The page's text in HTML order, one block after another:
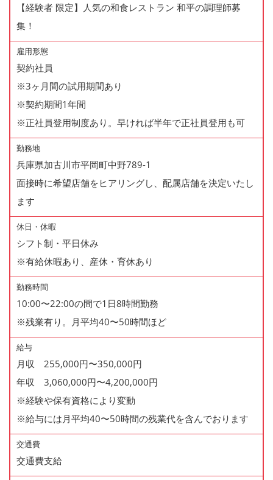
【経験者 限定】人気の和食レストラン 和平の調理師募
集！
雇用形態
契約社員
※3ヶ月間の試用期間あり
※契約期間1年間
※正社員登用制度あり。早ければ半年で正社員登用も可
勤務地
兵庫県加古川市平岡町中野789-1
面接時に希望店舗をヒアリングし、配属店舗を決定いたし
ます
休日・休暇
シフト制・平日休み
※有給休暇あり、産休・育休あり
勤務時間
10:00〜22:00の間で1日8時間勤務
※残業有り。月平均40〜50時間ほど
給与
月収 255,000円〜350,000円
年収 3,060,000円〜4,200,000円
※経験や保有資格により変動
※給与には月平均40〜50時間の残業代を含んでおります
交通費
交通費支給